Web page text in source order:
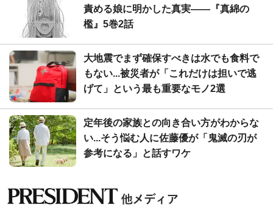
責める娘に明かした真実――『真綿の
檻』5巻2話
大地震でまず確保すべきは水でも食料で
もない...被災者が「これだけは担いで逃
げて」という最も重要なモノ2選
定年後の家族との向き合い方がわからな
い...そう悩む人に佐藤優が「鬼滅の刃が
参考になる」と話すワケ